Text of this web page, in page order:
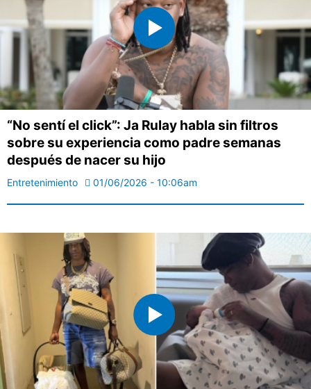
“No sentí el click”: Ja Rulay habla sin filtros
sobre su experiencia como padre semanas
después de nacer su hijo
Entretenimiento 01/06/2026 - 10:06am